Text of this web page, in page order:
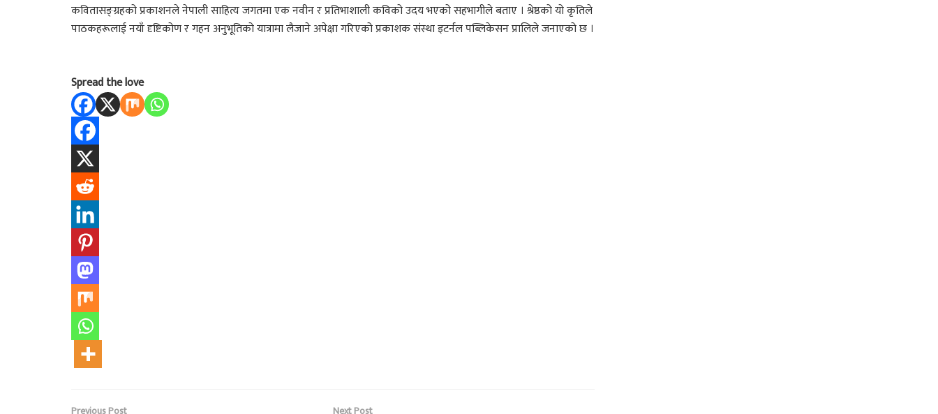
कवितासङ्ग्रहको प्रकाशनले नेपाली साहित्य जगतमा एक नवीन र प्रतिभाशाली कविको उदय भएको सहभागीले बताए । श्रेष्ठको यो कृतिले
पाठकहरूलाई नयाँ दृष्टिकोण र गहन अनुभूतिको यात्रामा लैजाने अपेक्षा गरिएको प्रकाशक संस्था इटर्नल पब्लिकेसन प्रालिले जनाएको छ ।
Spread the love
Previous Post Next Post